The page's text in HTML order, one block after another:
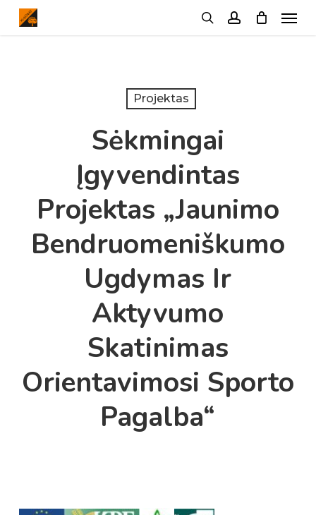
Skip
Menu
Projektas
Sėkmingai
Įgyvendintas
Projektas „Jaunimo
Bendruomeniškumo
Ugdymas Ir
Aktyvumo
Skatinimas
Orientavimosi Sporto
Pagalba“